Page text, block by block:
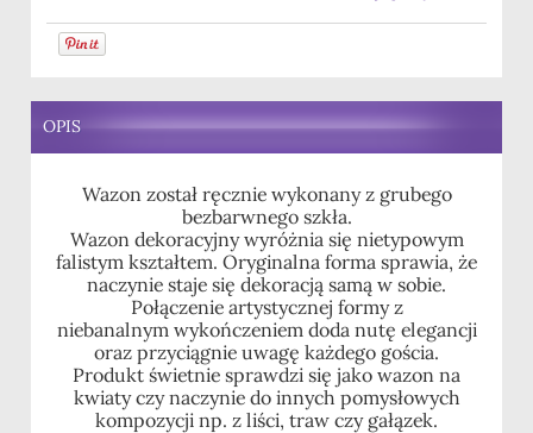
OPIS
Wazon został ręcznie wykonany z grubego
bezbarwnego szkła.
Wazon dekoracyjny wyróżnia się nietypowym
falistym kształtem. Oryginalna forma sprawia, że
naczynie staje się dekoracją samą w sobie.
Połączenie artystycznej formy z
niebanalnym wykończeniem doda nutę elegancji
oraz przyciągnie uwagę każdego gościa.
Produkt świetnie sprawdzi się jako wazon na
kwiaty czy naczynie do innych pomysłowych
kompozycji np. z liści, traw czy gałązek.